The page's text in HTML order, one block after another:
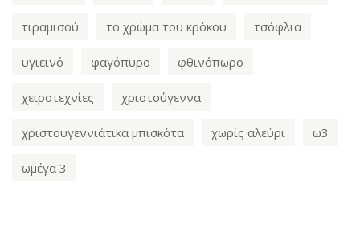
τιραμισού το χρώμα του κρόκου τσόφλια
υγιεινό φαγόπυρο φθινόπωρο
χειροτεχνίες χριστούγεννα
χριστουγεννιάτικα μπισκότα χωρίς αλεύρι ω3
ωμέγα 3